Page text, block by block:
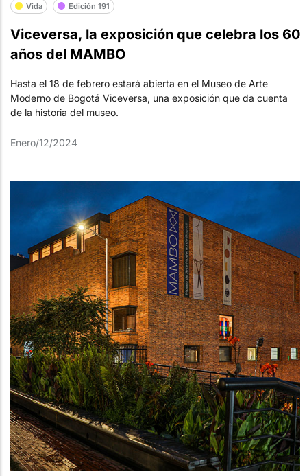
Vida Edición 191
Viceversa, la exposición que celebra los 60
años del MAMBO
Hasta el 18 de febrero estará abierta en el Museo de Arte
Moderno de Bogotá Viceversa, una exposición que da cuenta
de la historia del museo.
Enero/12/2024